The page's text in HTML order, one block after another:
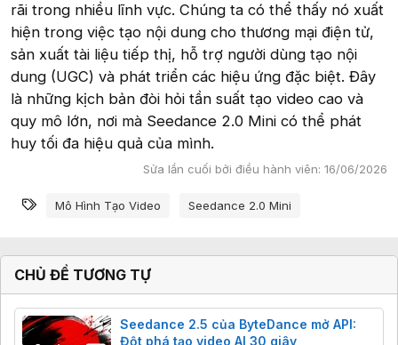
rãi trong nhiều lĩnh vực. Chúng ta có thể thấy nó xuất
hiện trong việc tạo nội dung cho thương mại điện tử,
sản xuất tài liệu tiếp thị, hỗ trợ người dùng tạo nội
dung (UGC) và phát triển các hiệu ứng đặc biệt. Đây
là những kịch bản đòi hỏi tần suất tạo video cao và
quy mô lớn, nơi mà Seedance 2.0 Mini có thể phát
huy tối đa hiệu quả của mình.
Sửa lần cuối bởi điều hành viên: 16/06/2026
Từ khóa
Mô Hình Tạo Video Seedance 2.0 Mini
CHỦ ĐỀ TƯƠNG TỰ
Seedance 2.5 của ByteDance mở API:
Đột phá tạo video AI 30 giây